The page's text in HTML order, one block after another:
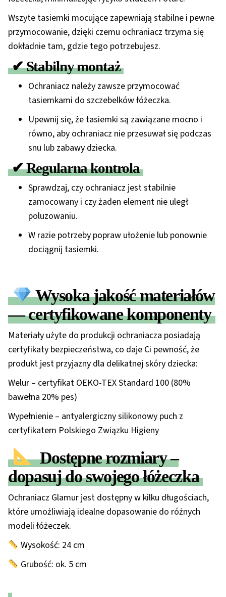
Wszyte tasiemki mocujące zapewniają stabilne i pewne
przymocowanie, dzięki czemu ochraniacz trzyma się
dokładnie tam, gdzie tego potrzebujesz.
✔ Stabilny montaż
Ochraniacz należy zawsze przymocować
tasiemkami do szczebelków łóżeczka.
Upewnij się, że tasiemki są zawiązane mocno i
równo, aby ochraniacz nie przesuwał się podczas
snu lub zabawy dziecka.
✔ Regularna kontrola
Sprawdzaj, czy ochraniacz jest stabilnie
zamocowany i czy żaden element nie uległ
poluzowaniu.
W razie potrzeby popraw ułożenie lub ponownie
dociągnij tasiemki.
Wysoka jakość materiałów
— certyfikowane komponenty
Materiały użyte do produkcji ochraniacza posiadają
certyfikaty bezpieczeństwa, co daje Ci pewność, że
produkt jest przyjazny dla delikatnej skóry dziecka:
Welur – certyfikat OEKO-TEX Standard 100 (80%
bawełna 20% pes)
Wypełnienie – antyalergiczny silikonowy puch z
certyfikatem Polskiego Związku Higieny
Dostępne rozmiary –
dopasuj do swojego łóżeczka
Ochraniacz Glamur jest dostępny w kilku długościach,
które umożliwiają idealne dopasowanie do różnych
modeli łóżeczek.
Wysokość: 24 cm
Grubość: ok. 5 cm